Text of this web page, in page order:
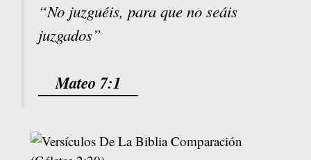
“No juzguéis, para que no seáis
juzgados”
Mateo 7:1